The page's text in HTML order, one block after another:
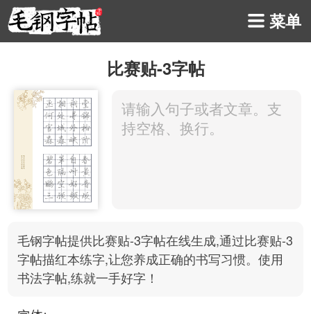
菜单
比赛贴-3字帖
毛钢字帖提供比赛贴-3字帖在线生成,通过比赛贴-3
字帖描红本练字,让您养成正确的书写习惯。使用
书法字帖,练就一手好字！